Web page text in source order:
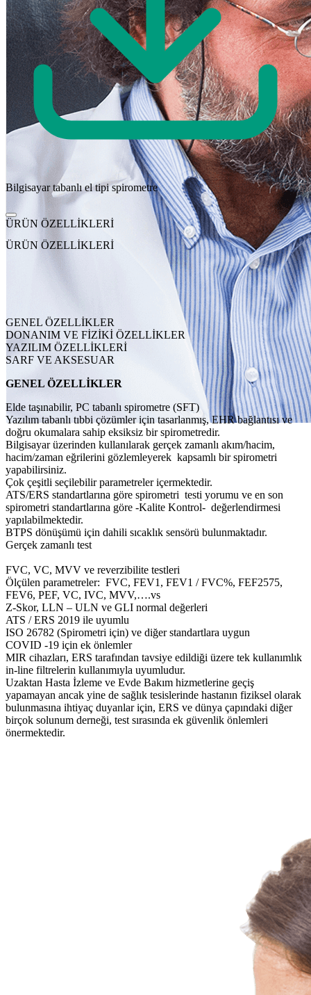
Bilgisayar tabanlı el tipi spirometre
ÜRÜN ÖZELLİKLERİ
ÜRÜN ÖZELLİKLERİ
GENEL ÖZELLİKLER
DONANIM VE FİZİKİ ÖZELLİKLER
YAZILIM ÖZELLİKLERİ
SARF VE AKSESUAR
GENEL ÖZELLİKLER
Elde taşınabilir, PC tabanlı spirometre (SFT)
Yazılım tabanlı tıbbi çözümler için tasarlanmış, EHR bağlantısı ve
doğru okumalara sahip eksiksiz bir spirometredir.
Bilgisayar üzerinden kullanılarak gerçek zamanlı akım/hacim,
hacim/zaman eğrilerini gözlemleyerek kapsamlı bir spirometri
yapabilirsiniz.
Çok çeşitli seçilebilir parametreler içermektedir.
ATS/ERS standartlarına göre spirometri testi yorumu ve en son
spirometri standartlarına göre -Kalite Kontrol- değerlendirmesi
yapılabilmektedir.
BTPS dönüşümü için dahili sıcaklık sensörü bulunmaktadır.
Gerçek zamanlı test
FVC, VC, MVV ve reverzibilite testleri
Ölçülen parametreler: FVC, FEV1, FEV1 / FVC%, FEF2575,
FEV6, PEF, VC, IVC, MVV,….vs
Z-Skor, LLN – ULN ve GLI normal değerleri
ATS / ERS 2019 ile uyumlu
ISO 26782 (Spirometri için) ve diğer standartlara uygun
COVID -19 için ek önlemler
MIR cihazları, ERS tarafından tavsiye edildiği üzere tek kullanımlık
in-line filtrelerin kullanımıyla uyumludur.
Uzaktan Hasta İzleme ve Evde Bakım hizmetlerine geçiş
yapamayan ancak yine de sağlık tesislerinde hastanın fiziksel olarak
bulunmasına ihtiyaç duyanlar için, ERS ve dünya çapındaki diğer
birçok solunum derneği, test sırasında ek güvenlik önlemleri
önermektedir.